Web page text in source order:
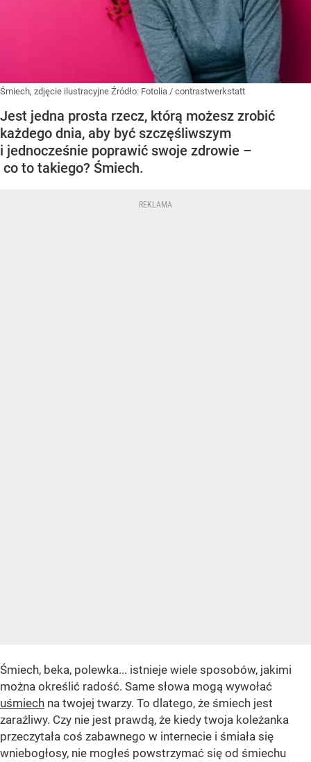
Śmiech, zdjęcie ilustracyjne Źródło: Fotolia / contrastwerkstatt
Jest jedna prosta rzecz, którą możesz zrobić
każdego dnia, aby być szczęśliwszym
i jednocześnie poprawić swoje zdrowie –
co to takiego? Śmiech.
Śmiech, beka, polewka... istnieje wiele sposobów, jakimi
można określić radość. Same słowa mogą wywołać
uśmiech na twojej twarzy. To dlatego, że śmiech jest
zaraźliwy. Czy nie jest prawdą, że kiedy twoja koleżanka
przeczytała coś zabawnego w internecie i śmiała się
wniebogłosy, nie mogłeś powstrzymać się od śmiechu